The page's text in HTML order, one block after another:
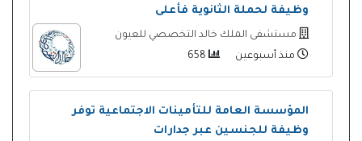
وظيفة لحملة الثانوية فأعلى
مستشفى الملك خالد التخصصي للعيون
منذ أسبوعين
المؤسسة العامة للتأمينات الاجتماعية توفر
وظيفة للجنسين عبر جدارات